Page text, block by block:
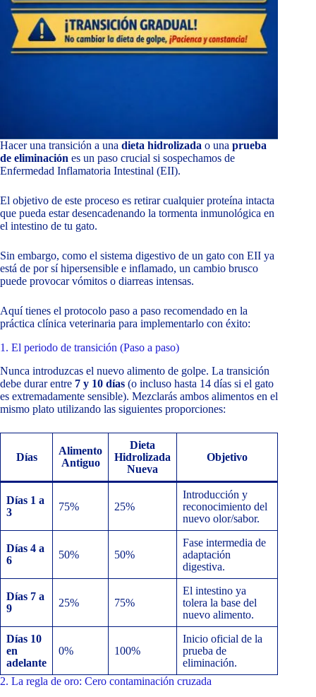
Hacer una transición a una dieta hidrolizada o una prueba
de eliminación es un paso crucial si sospechamos de
Enfermedad Inflamatoria Intestinal (EII).
El objetivo de este proceso es retirar cualquier proteína intacta
que pueda estar desencadenando la tormenta inmunológica en
el intestino de tu gato.
Sin embargo, como el sistema digestivo de un gato con EII ya
está de por sí hipersensible e inflamado, un cambio brusco
puede provocar vómitos o diarreas intensas.
Aquí tienes el protocolo paso a paso recomendado en la
práctica clínica veterinaria para implementarlo con éxito:
1. El periodo de transición (Paso a paso)
Nunca introduzcas el nuevo alimento de golpe. La transición
debe durar entre 7 y 10 días (o incluso hasta 14 días si el gato
es extremadamente sensible). Mezclarás ambos alimentos en el
mismo plato utilizando las siguientes proporciones:
Días
Alimento
Antiguo
Dieta
Hidrolizada
Nueva
Objetivo
Días 1 a
3
75% 25%
Introducción y
reconocimiento del
nuevo olor/sabor.
Días 4 a
6
50% 50%
Fase intermedia de
adaptación
digestiva.
Días 7 a
9
25% 75%
El intestino ya
tolera la base del
nuevo alimento.
Días 10
en
adelante
0% 100%
Inicio oficial de la
prueba de
eliminación.
2. La regla de oro: Cero contaminación cruzada